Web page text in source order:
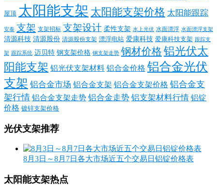
屋顶 太阳能支架 太阳能支架价格 太阳能跟踪
安泰 支架 支架招标 支架设计 柔性支架 水上光伏 水面漂浮 水面漂浮支架
清源科技 清源股份 清源股份支架 漂浮电站 爱康科技 爱康科技支架 跟踪支
架 跟踪系统 迈贝特 钢支架价格 钢支架走势 钢材价格 铝光伏太
阳能支架 铝光伏支架材料 铝合金价格 铝合金光伏
支架 铝合金市场 铝合金支架 铝合金支架价格 铝合金支
架行情 铝合金支架走势 铝合金走势 铝支架材料行情 铝锭
价格 镀锌支架价格
光伏支架推荐
8月3日～8月7日各大市场近五个交易日铝锭价格表
太阳能支架热点